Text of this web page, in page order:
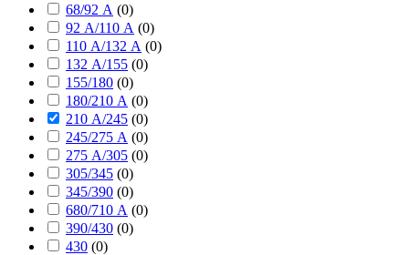
68/92 А (0)
92 А/110 А (0)
110 А/132 А (0)
132 А/155 (0)
155/180 (0)
180/210 А (0)
210 А/245 (0)
245/275 А (0)
275 А/305 (0)
305/345 (0)
345/390 (0)
680/710 А (0)
390/430 (0)
430 (0)